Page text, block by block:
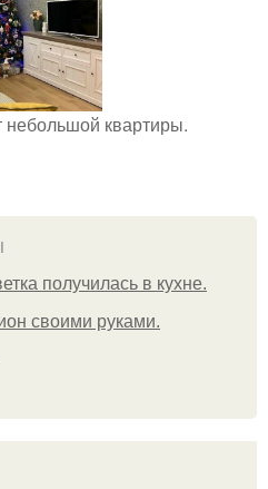
квартиры.
получилась в кухне.
своими руками.